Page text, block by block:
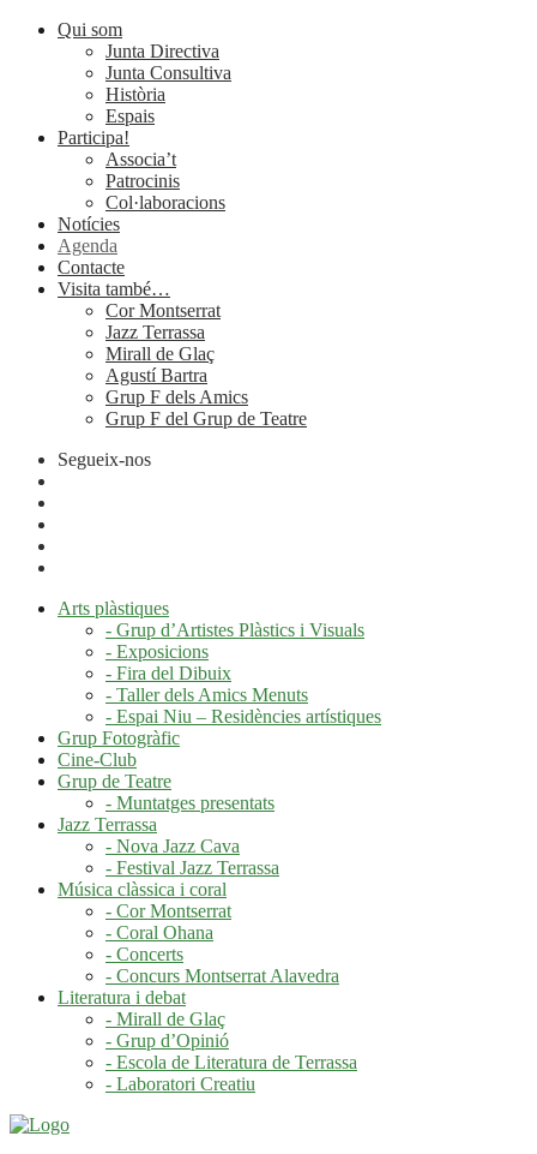
Qui som
Junta Directiva
Junta Consultiva
Història
Espais
Participa!
Associa’t
Patrocinis
Col·laboracions
Notícies
Agenda
Contacte
Visita també…
Cor Montserrat
Jazz Terrassa
Mirall de Glaç
Agustí Bartra
Grup F dels Amics
Grup F del Grup de Teatre
Segueix-nos
Arts plàstiques
- Grup d’Artistes Plàstics i Visuals
- Exposicions
- Fira del Dibuix
- Taller dels Amics Menuts
- Espai Niu – Residències artístiques
Grup Fotogràfic
Cine-Club
Grup de Teatre
- Muntatges presentats
Jazz Terrassa
- Nova Jazz Cava
- Festival Jazz Terrassa
Música clàssica i coral
- Cor Montserrat
- Coral Ohana
- Concerts
- Concurs Montserrat Alavedra
Literatura i debat
- Mirall de Glaç
- Grup d’Opinió
- Escola de Literatura de Terrassa
- Laboratori Creatiu